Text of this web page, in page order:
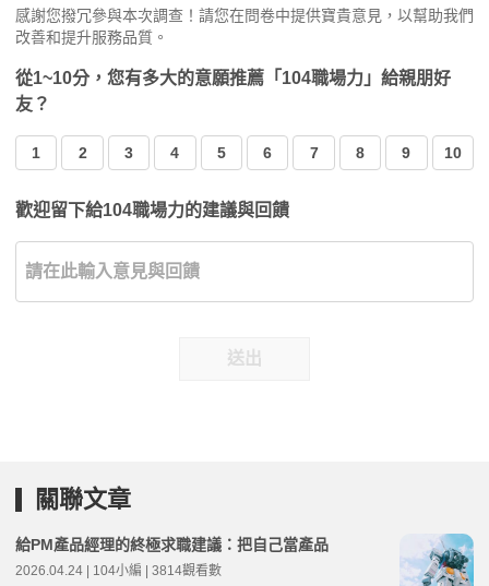
感謝您撥冗參與本次調查！請您在問卷中提供寶貴意見，以幫助我們
改善和提升服務品質。
從1~10分，您有多大的意願推薦「104職場力」給親朋好
友？
1 2 3 4 5 6 7 8 9 10
歡迎留下給104職場力的建議與回饋
送出
關聯文章
給PM產品經理的終極求職建議：把自己當產品
2026.04.24 | 104小編 | 3814觀看數